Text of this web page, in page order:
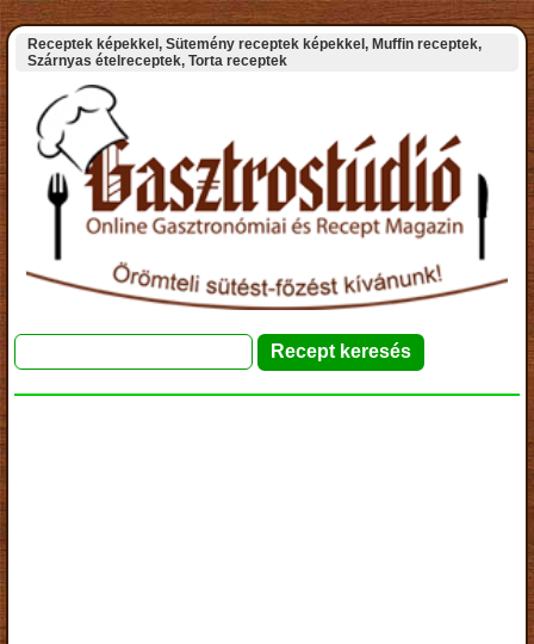
Receptek képekkel, Sütemény receptek képekkel, Muffin receptek,
Szárnyas ételreceptek, Torta receptek